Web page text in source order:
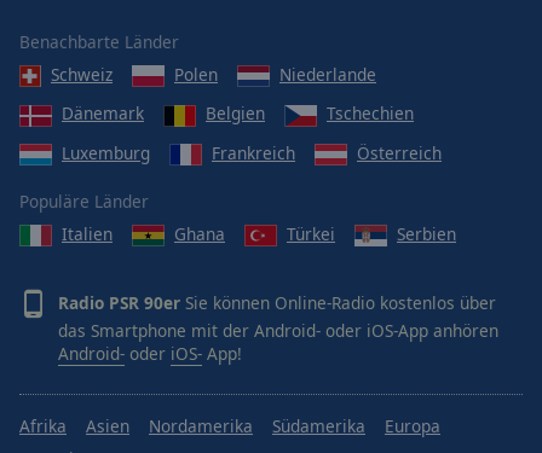
Benachbarte Länder
Schweiz
Polen
Niederlande
Dänemark
Belgien
Tschechien
Luxemburg
Frankreich Österreich
Populäre Länder
Italien
Ghana Türkei Serbien
Radio PSR 90er Sie können Online-Radio kostenlos über
das Smartphone mit der Android- oder iOS-App anhören
Android- oder iOS- App!
Afrika Asien Nordamerika Südamerika
Europa